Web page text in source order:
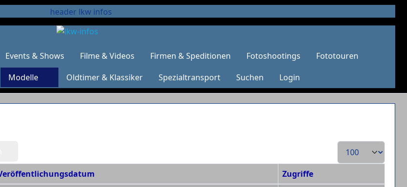
Events & Shows Filme & Videos Firmen & Speditionen Fotoshootings
Fototouren
Modelle Oldtimer & Klassiker Spezialtransport Suchen Login
Anzeige #
Zugriffe